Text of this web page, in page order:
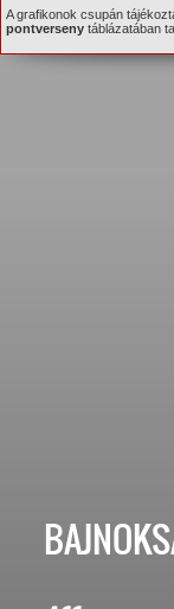
A grafikonok csupán
pontverseny táblázatában